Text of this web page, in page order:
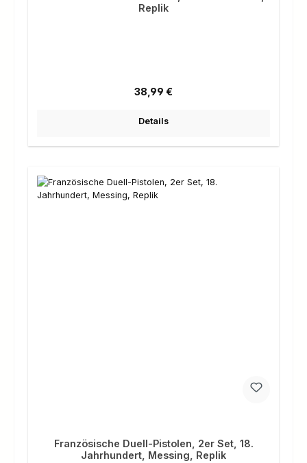
Replik
Regulärer Preis:
38,99 €
Details
Französische Duell-Pistolen, 2er Set, 18.
Jahrhundert, Messing, Replik